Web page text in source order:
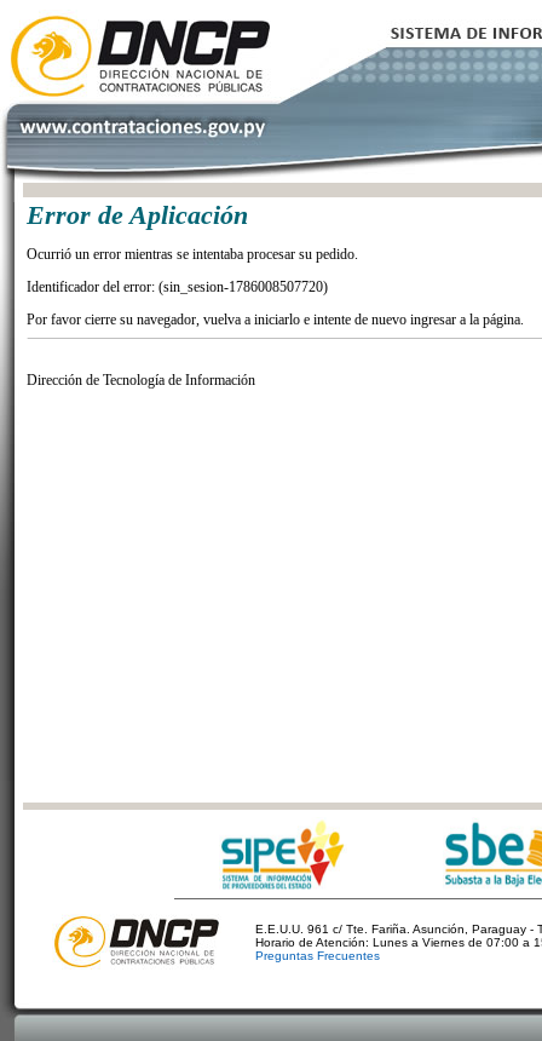
Error de Aplicación
Ocurrió un error mientras se intentaba procesar su pedido.
Identificador del error: (sin_sesion-1786008507720)
Por favor cierre su navegador, vuelva a iniciarlo e intente de nuevo ingresar a la página.
Dirección de Tecnología de Información
E.E.U.U. 961 c/ Tte. Fariña. Asunción, Paraguay -
Horario de Atención: Lunes a Viernes de 07:00 a
Preguntas Frecuentes